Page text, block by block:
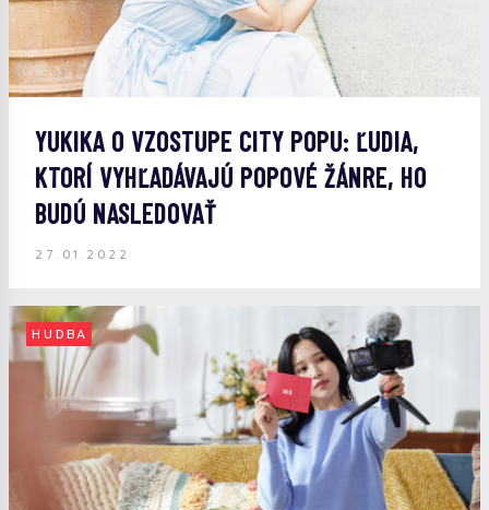
YUKIKA O VZOSTUPE CITY POPU: ĽUDIA,
KTORÍ VYHĽADÁVAJÚ POPOVÉ ŽÁNRE, HO
BUDÚ NASLEDOVAŤ
27.01.2022
HUDBA